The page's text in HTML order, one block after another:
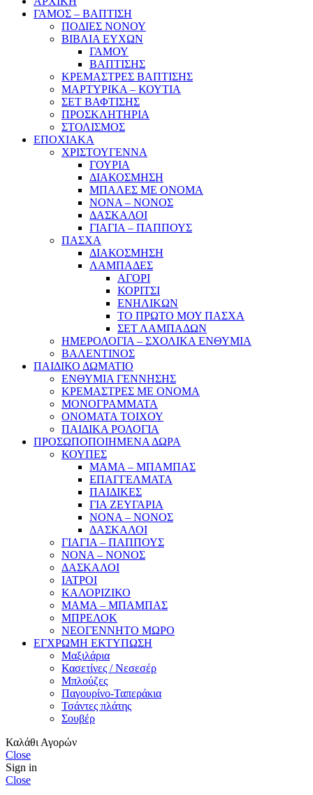
ΓΑΜΟΣ – ΒΑΠΤΙΣΗ
ΠΟΔΙΕΣ ΝΟΝΟΥ
ΒΙΒΛΙΑ ΕΥΧΩΝ
ΓΑΜΟΥ
ΒΑΠΤΙΣΗΣ
ΚΡΕΜΑΣΤΡΕΣ ΒΑΠΤΙΣΗΣ
ΜΑΡΤΥΡΙΚΑ – ΚΟΥΤΙΑ
ΣΕΤ ΒΑΦΤΙΣΗΣ
ΠΡΟΣΚΛΗΤΗΡΙΑ
ΣΤΟΛΙΣΜΟΣ
ΕΠΟΧΙΑΚΑ
ΧΡΙΣΤΟΥΓΕΝΝΑ
ΓΟΥΡΙΑ
ΔΙΑΚΟΣΜΗΣΗ
ΜΠΑΛΕΣ ΜΕ ΟΝΟΜΑ
ΝΟΝΑ – ΝΟΝΟΣ
ΔΑΣΚΑΛΟΙ
ΓΙΑΓΙΑ – ΠΑΠΠΟΥΣ
ΠΑΣΧΑ
ΔΙΑΚΟΣΜΗΣΗ
ΛΑΜΠΑΔΕΣ
ΑΓΟΡΙ
ΚΟΡΙΤΣΙ
ΕΝΗΛΙΚΩΝ
ΤΟ ΠΡΩΤΟ ΜΟΥ ΠΑΣΧΑ
ΣΕΤ ΛΑΜΠΑΔΩΝ
ΗΜΕΡΟΛΟΓΙΑ – ΣΧΟΛΙΚΑ ΕΝΘΥΜΙΑ
ΒΑΛΕΝΤΙΝΟΣ
ΠΑΙΔΙΚΟ ΔΩΜΑΤΙΟ
ΕΝΘΥΜΙΑ ΓΕΝΝΗΣΗΣ
ΚΡΕΜΑΣΤΡΕΣ ΜΕ ΟΝΟΜΑ
ΜΟΝΟΓΡΑΜΜΑΤΑ
ΟΝΟΜΑΤΑ ΤΟΙΧΟΥ
ΠΑΙΔΙΚΑ ΡΟΛΟΓΙΑ
ΠΡΟΣΩΠΟΠΟΙΗΜΕΝΑ ΔΩΡΑ
ΚΟΥΠΕΣ
ΜΑΜΑ – ΜΠΑΜΠΑΣ
ΕΠΑΓΓΕΛΜΑΤΑ
ΠΑΙΔΙΚΕΣ
ΓΙΑ ΖΕΥΓΑΡΙΑ
ΝΟΝΑ – ΝΟΝΟΣ
ΔΑΣΚΑΛΟΙ
ΓΙΑΓΙΑ – ΠΑΠΠΟΥΣ
ΝΟΝΑ – ΝΟΝΟΣ
ΔΑΣΚΑΛΟΙ
ΙΑΤΡΟΙ
ΚΑΛΟΡΙΖΙΚΟ
ΜΑΜΑ – ΜΠΑΜΠΑΣ
ΜΠΡΕΛΟΚ
ΝΕΟΓΕΝΝΗΤΟ ΜΩΡΟ
ΕΓΧΡΩΜΗ ΕΚΤΥΠΩΣΗ
Μαξιλάρια
Κασετίνες / Νεσεσέρ
Μπλούζες
Παγουρίνο-Ταπεράκια
Τσάντες πλάτης
Σουβέρ
Καλάθι Αγορών
Close
Sign in
Close